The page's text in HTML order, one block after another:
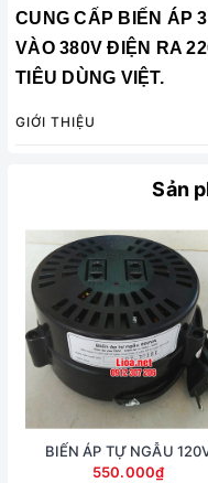
CUNG CẤP BIẾN ÁP
VÀO 380V ĐIỆN RA
TIÊU DÙNG VIỆT.
GIỚI THIỆU
Sản
BIẾN ÁP TỰ NGẪU
550.000₫